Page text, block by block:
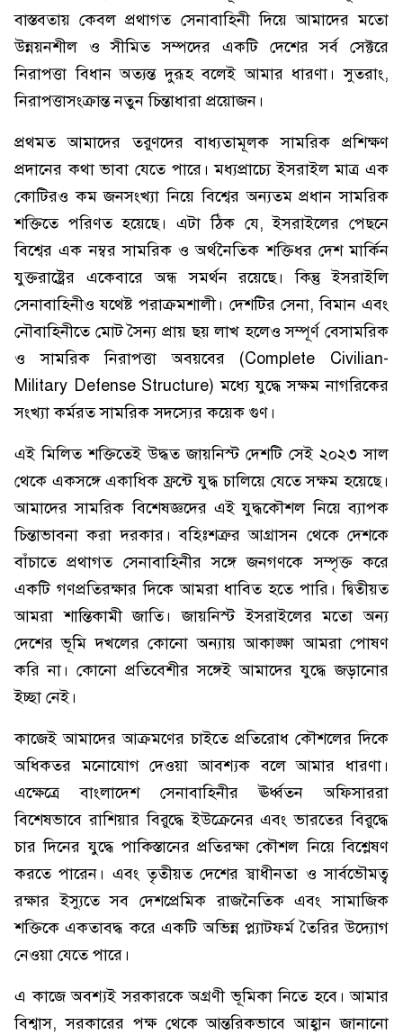
বাস্তবতায় কেবল প্রথাগত সেনাবাহিনী দিয়ে আমাদের মতো
উন্নয়নশীল ও সীমিত সম্পদের একটি দেশের সর্ব সেক্টরে
নিরাপত্তা বিধান অত্যন্ত দুরূহ বলেই আমার ধারণা। সুতরাং,
নিরাপত্তাসংক্রান্ত নতুন চিন্তাধারা প্রয়োজন।
প্রথমত আমাদের তরুণদের বাধ্যতামূলক সামরিক প্রশিক্ষণ
প্রদানের কথা ভাবা যেতে পারে। মধ্যপ্রাচ্যে ইসরাইল মাত্র এক
কোটিরও কম জনসংখ্যা নিয়ে বিশ্বের অন্যতম প্রধান সামরিক
শক্তিতে পরিণত হয়েছে। এটা ঠিক যে, ইসরাইলের পেছনে
বিশ্বের এক নম্বর সামরিক ও অর্থনৈতিক শক্তিধর দেশ মার্কিন
যুক্তরাষ্ট্রের একেবারে অন্ধ সমর্থন রয়েছে। কিন্তু ইসরাইলি
সেনাবাহিনীও যথেষ্ট পরাক্রমশালী। দেশটির সেনা, বিমান এবং
নৌবাহিনীতে মোট সৈন্য প্রায় ছয় লাখ হলেও সম্পূর্ণ বেসামরিক
ও সামরিক নিরাপত্তা অবয়বের (Complete Civilian-
Military Defense Structure) মধ্যে যুদ্ধে সক্ষম নাগরিকের
সংখ্যা কর্মরত সামরিক সদস্যের কয়েক গুণ।
এই মিলিত শক্তিতেই উদ্ধত জায়নিস্ট দেশটি সেই ২০২৩ সাল
থেকে একসঙ্গে একাধিক ফ্রন্টে যুদ্ধ চালিয়ে যেতে সক্ষম হয়েছে।
আমাদের সামরিক বিশেষজ্ঞদের এই যুদ্ধকৌশল নিয়ে ব্যাপক
চিন্তাভাবনা করা দরকার। বহিঃশত্রুর আগ্রাসন থেকে দেশকে
বাঁচাতে প্রথাগত সেনাবাহিনীর সঙ্গে জনগণকে সম্পৃক্ত করে
একটি গণপ্রতিরক্ষার দিকে আমরা ধাবিত হতে পারি। দ্বিতীয়ত
আমরা শান্তিকামী জাতি। জায়নিস্ট ইসরাইলের মতো অন্য
দেশের ভূমি দখলের কোনো অন্যায় আকাঙ্ক্ষা আমরা পোষণ
করি না। কোনো প্রতিবেশীর সঙ্গেই আমাদের যুদ্ধে জড়ানোর
ইচ্ছা নেই।
কাজেই আমাদের আক্রমণের চাইতে প্রতিরোধ কৌশলের দিকে
অধিকতর মনোযোগ দেওয়া আবশ্যক বলে আমার ধারণা।
এক্ষেত্রে বাংলাদেশ সেনাবাহিনীর ঊর্ধ্বতন অফিসাররা
বিশেষভাবে রাশিয়ার বিরুদ্ধে ইউক্রেনের এবং ভারতের বিরুদ্ধে
চার দিনের যুদ্ধে পাকিস্তানের প্রতিরক্ষা কৌশল নিয়ে বিশ্লেষণ
করতে পারেন। এবং তৃতীয়ত দেশের স্বাধীনতা ও সার্বভৌমত্ব
রক্ষার ইস্যুতে সব দেশপ্রেমিক রাজনৈতিক এবং সামাজিক
শক্তিকে একতাবদ্ধ করে একটি অভিন্ন প্ল্যাটফর্ম তৈরির উদ্যোগ
নেওয়া যেতে পারে।
এ কাজে অবশ্যই সরকারকে অগ্রণী ভূমিকা নিতে হবে। আমার
বিশ্বাস, সরকারের পক্ষ থেকে আন্তরিকভাবে আহ্বান জানানো